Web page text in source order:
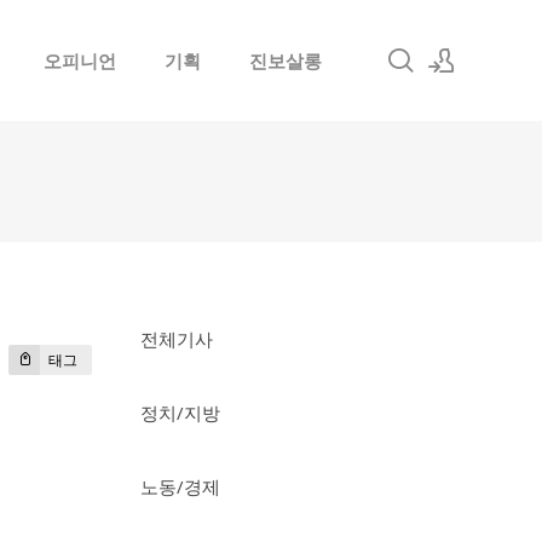
오피니언 기획 진보살롱
전체기사
정치/지방
노동/경제
태그